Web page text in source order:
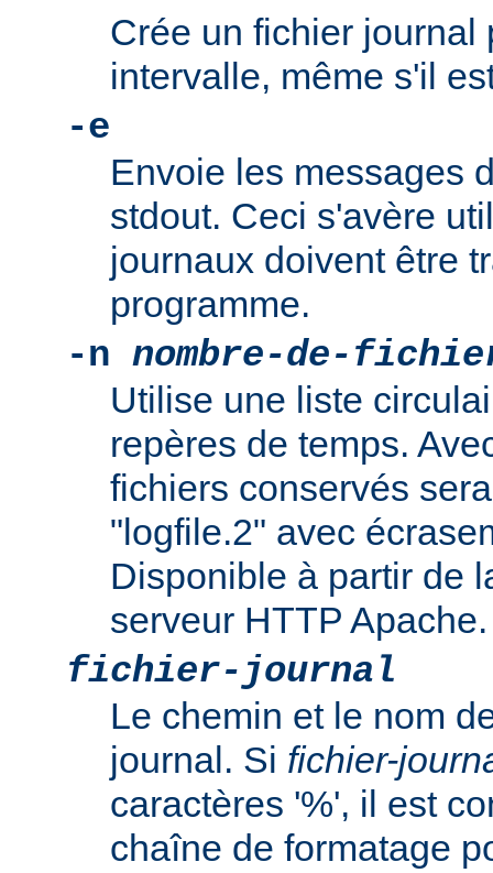
Crée un fichier journal
intervalle, même s'il
-e
Envoie les messages
stdout. Ceci s'avère
journaux doivent être
programme.
-n nombre-de-
Utilise une liste
repères de temps.
fichiers conservés
"logfile.2" avec
Disponible à partir de
serveur HTTP Apache.
fichier-journal
Le chemin et le nom
journal. Si fichier-
caractères '%', il est
chaîne de formatage